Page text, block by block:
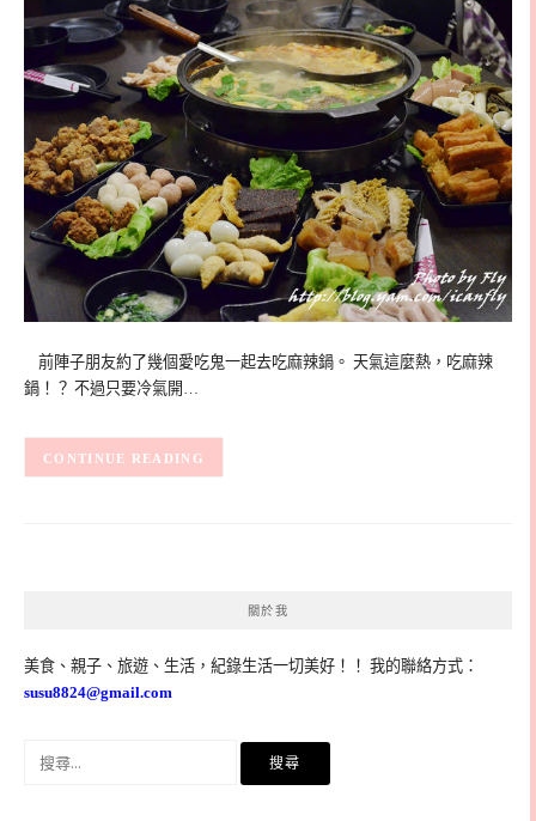
前陣子朋友約了幾個愛吃鬼一起去吃麻辣鍋。 天氣這麼熱，吃麻辣
鍋！？ 不過只要冷氣開…
CONTINUE READING
關於我
美食、親子、旅遊、生活，紀錄生活一切美好！！ 我的聯絡方式：
susu8824@gmail.com